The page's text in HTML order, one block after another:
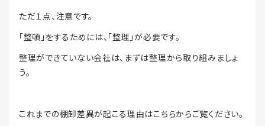
ただ１点、注意です。
「整頓」をするためには、「整理」が必要です。
整理ができていない会社は、まずは整理から取り組みましょ
う。
これまでの棚卸差異が起こる理由はこちらからご覧ください。